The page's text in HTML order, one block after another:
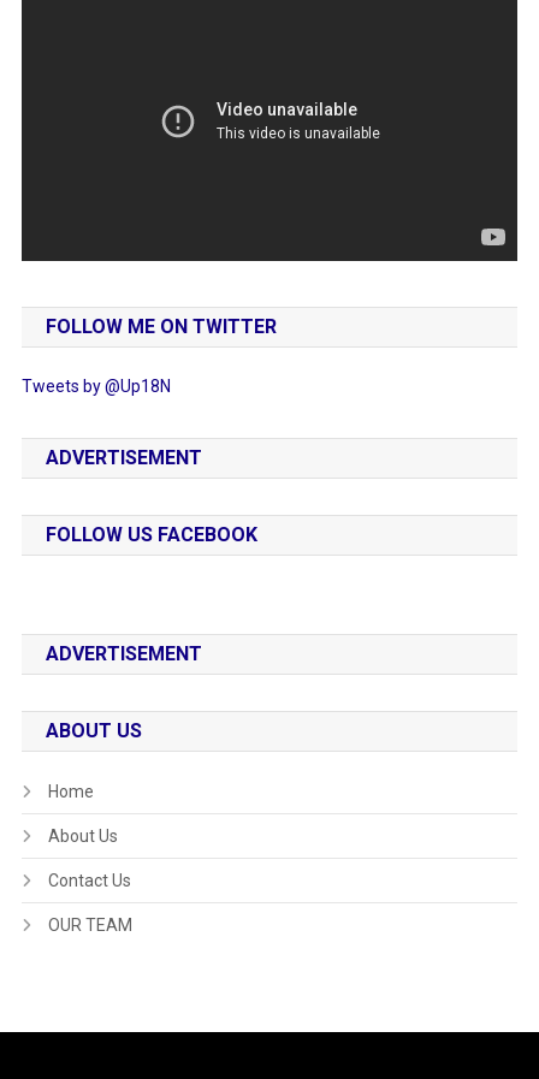
FOLLOW ME ON TWITTER
Tweets by @Up18N
ADVERTISEMENT
FOLLOW US FACEBOOK
ADVERTISEMENT
ABOUT US
Home
About Us
Contact Us
OUR TEAM